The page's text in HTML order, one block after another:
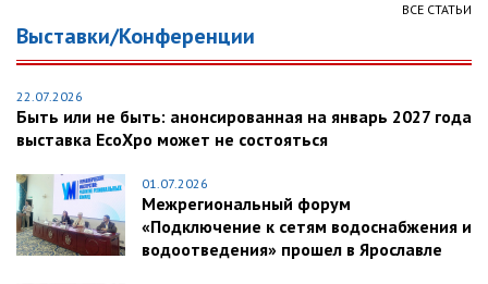
ВСЕ СТАТЬИ
Выставки/Конференции
22.07.2026
Быть или не быть: анонсированная на январь 2027 года
выставка EcoXpo может не состояться
01.07.2026
Межрегиональный форум
«Подключение к сетям водоснабжения и
водоотведения» прошел в Ярославле